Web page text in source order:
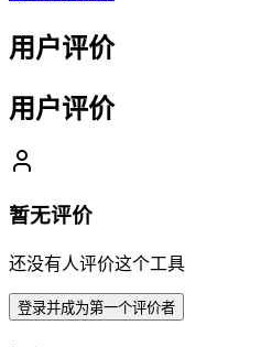
用户评价
用户评价
暂无评价
还没有人评价这个工具
登录并成为第一个评价者